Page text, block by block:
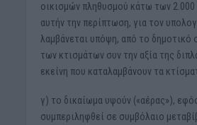
οικισμών πληθυσμού κάτω των 2.000
αυτήν την περίπτωση, για τον
λαμβάνεται υπόψη, από το δημοτικό
των κτισμάτων συν την αξία της
εκείνη που καταλαμβάνουν τα
γ) το δικαίωμα υψούν («αέρας»),
συμπεριληφθεί σε συμβόλαιο